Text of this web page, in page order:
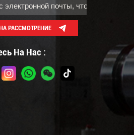
РАССМОТРЕНИЕ
На Нас :